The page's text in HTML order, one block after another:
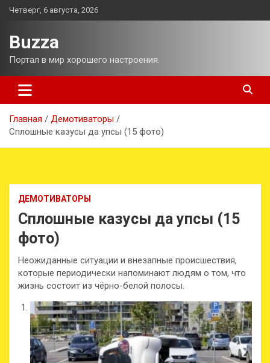
Перейти
Четверг, 6 августа, 2026
Buzza
Портал в мир хорошего настроения.
Главная
Демотиваторы
Сплошные казусы да упсы (15 фото)
ДЕМОТИВАТОРЫ
Сплошные казусы да упсы (15
фото)
Неожиданные ситуации и внезапные происшествия,
которые периодически напоминают людям о том, что
жизнь состоит из чёрно-белой полосы.